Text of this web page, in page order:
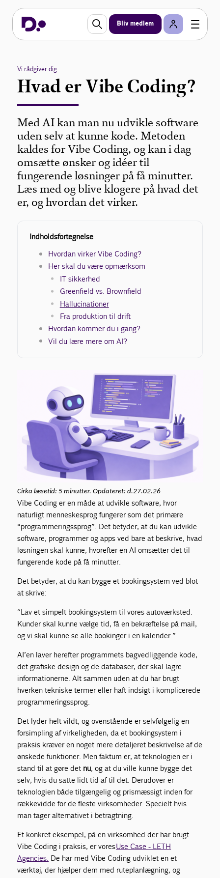
Bliv medlem
Vi rådgiver dig
Hvad er Vibe Coding?
Med AI kan man nu udvikle software
uden selv at kunne kode. Metoden
kaldes for Vibe Coding, og kan i dag
omsætte ønsker og idéer til
fungerende løsninger på få minutter.
Læs med og blive klogere på hvad det
er, og hvordan det virker.
Indholdsfortegnelse
Hvordan virker Vibe Coding?
Her skal du være opmærksom
IT sikkerhed
Greenfield vs. Brownfield
Hallucinationer
Fra produktion til drift
Hvordan kommer du i gang?
Vil du lære mere om AI?
Cirka læsetid: 5 minutter. Opdateret: d.27.02.26
Vibe Coding er en måde at udvikle software, hvor
naturligt menneskesprog fungerer som det primære
“programmeringssprog”. Det betyder, at du kan udvikle
software, programmer og apps ved bare at beskrive, hvad
løsningen skal kunne, hvorefter en AI omsætter det til
fungerende kode på få minutter.
Det betyder, at du kan bygge et bookingsystem ved blot
at skrive:
“Lav et simpelt bookingsystem til vores autoværksted.
Kunder skal kunne vælge tid, få en bekræftelse på mail,
og vi skal kunne se alle bookinger i en kalender.”
AI’en laver herefter programmets bagvedliggende kode,
det grafiske design og de databaser, der skal lagre
informationerne. Alt sammen uden at du har brugt
hverken tekniske termer eller haft indsigt i komplicerede
programmeringssprog.
Det lyder helt vildt, og ovenstående er selvfølgelig en
forsimpling af virkeligheden, da et bookingsystem i
praksis kræver en noget mere detaljeret beskrivelse af de
ønskede funktioner. Men faktum er, at teknologien er i
stand til at gøre det nu, og at du ville kunne bygge det
selv, hvis du satte lidt tid af til det. Derudover er
teknologien både tilgængelig og prismæssigt inden for
rækkevidde for de fleste virksomheder. Specielt hvis
man tager alternativet i betragtning.
Et konkret eksempel, på en virksomhed der har brugt
Vibe Coding i praksis, er voresUse Case - LETH
Agencies. De har med Vibe Coding udviklet en et
værktøj, der hjælper dem med ruteplanlægning, og